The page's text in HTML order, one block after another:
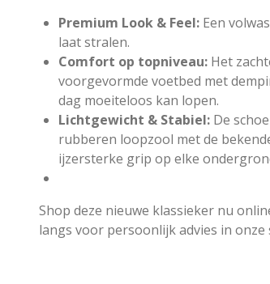
Premium Look & Feel: Een
laat stralen.
Comfort op topniveau: Het
voorgevormde voetbed met
dag moeiteloos kan lopen.
Lichtgewicht & Stabiel: De
rubberen loopzool met de
ijzersterke grip op elke
Shop deze nieuwe klassieker nu
langs voor persoonlijk advies in onze